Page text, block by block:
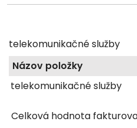
telekomunikačné služby
Názov položky
telekomunikačné služby
Celková hodnota